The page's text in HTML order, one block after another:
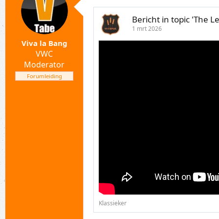
n
g
e
n
Viva la Bang
VWC
Moderator
Forumleiding
Bericht in topic 'The
1 mrt 2026
Klassieker